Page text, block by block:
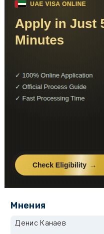
Мнения
Денис Канаев